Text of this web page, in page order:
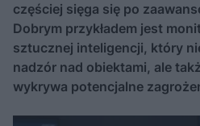
częściej sięga się po
Dobrym przykładem jest
sztucznej inteligencji, który
nadzór nad obiektami, ale
wykrywa potencjalne